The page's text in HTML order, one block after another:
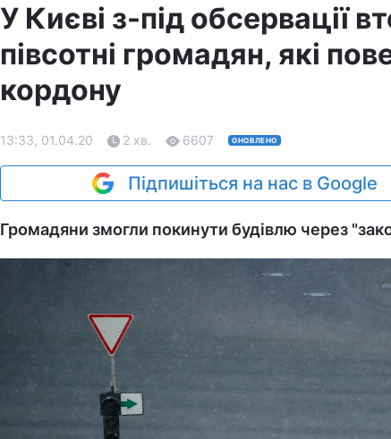
У Києві з-під обсервації
півсотні громадян, які
кордону
13:33, 01.04.20 2 хв. 6607 ОНОВЛЕНО
Підпишіться на нас в Google
Громадяни змогли покинути будівлю через